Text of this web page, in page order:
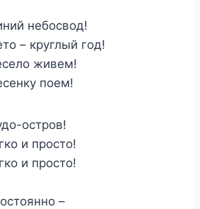
небосвод!
– круглый год!
живем!
поем!
остров!
и просто!
и просто!
–